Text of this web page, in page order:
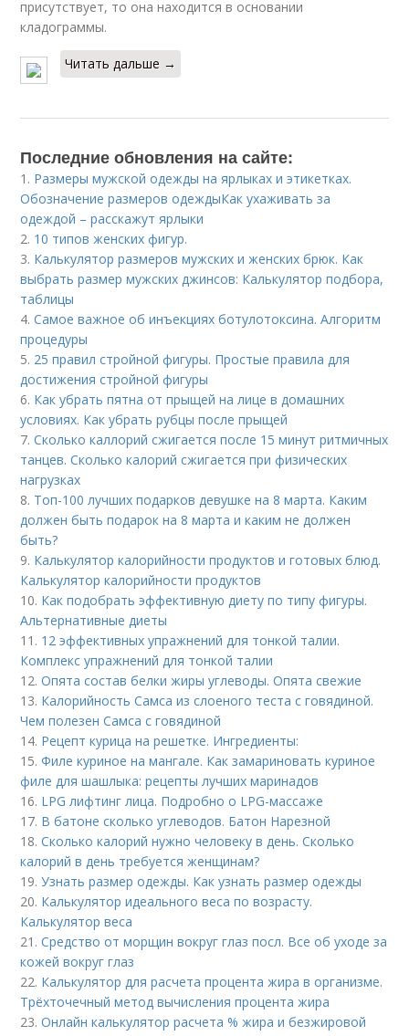
присутствует, то она находится в основании
кладограммы.
Читать дальше →
Последние обновления на сайте:
1. Размеры мужской одежды на ярлыках и этикетках.
Обозначение размеров одеждыКак ухаживать за
одеждой – расскажут ярлыки
2. 10 типов женских фигур.
3. Калькулятор размеров мужских и женских брюк. Как
выбрать размер мужских джинсов: Калькулятор подбора,
таблицы
4.Самое важное об инъекциях ботулотоксина. Алгоритм
процедуры
5. 25 правил стройной фигуры. Простые правила для
достижения стройной фигуры
6. Как убрать пятна от прыщей на лице в домашних
условиях. Как убрать рубцы после прыщей
7.Сколько каллорий сжигается после 15 минут ритмичных
танцев. Сколько калорий сжигается при физических
нагрузках
8. Топ-100 лучших подарков девушке на 8 марта. Каким
должен быть подарок на 8 марта и каким не должен
быть?
9. Калькулятор калорийности продуктов и готовых блюд.
Калькулятор калорийности продуктов
10. Как подобрать эффективную диету по типу фигуры.
Альтернативные диеты
11. 12 эффективных упражнений для тонкой талии.
Комплекс упражнений для тонкой талии
12.Опята состав белки жиры углеводы. Опята свежие
13. Калорийность Самса из слоеного теста с говядиной.
Чем полезен Самса с говядиной
14. Рецепт курица на решетке. Ингредиенты:
15.Филе куриное на мангале. Как замариновать куриное
филе для шашлыка: рецепты лучших маринадов
16. LPG лифтинг лица. Подробно о LPG-массаже
17. В батоне сколько углеводов. Батон Нарезной
18.Сколько калорий нужно человеку в день. Сколько
калорий в день требуется женщинам?
19.Узнать размер одежды. Как узнать размер одежды
20. Калькулятор идеального веса по возрасту.
Калькулятор веса
21.Средство от морщин вокруг глаз посл. Все об уходе за
кожей вокруг глаз
22. Калькулятор для расчета процента жира в организме.
Трёхточечный метод вычисления процента жира
23.Онлайн калькулятор расчета % жира и безжировой